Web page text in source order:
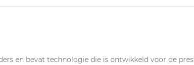
en bevat technologie die is ontwikkeld voor de